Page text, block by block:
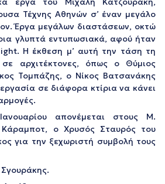
Τέχνης Αθηνών σ’ έναν μεγάλο
Έργα μεγάλων διαστάσεων, οκτώ
γλυπτά εντυπωσιακά, αφού ήταν
Η έκθεση μ’ αυτή την τάση τη
αρχιτέκτονες, όπως ο Θύμιος
Τομπάζης, ο Νίκος Βατσανάκης
σε διάφορα κτίρια να κάνει
απονέμεται στους Μ.
ο Χρυσός Σταυρός του
για την ξεχωριστή συμβολή τους
Σγουράκης.